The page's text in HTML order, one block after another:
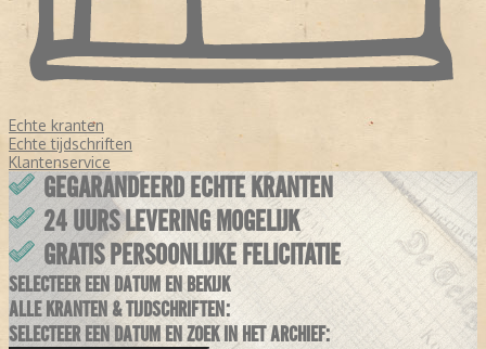
Echte kranten
Echte tijdschriften
Klantenservice
GEGARANDEERD ECHTE KRANTEN
24 UURS LEVERING MOGELIJK
GRATIS PERSOONLIJKE FELICITATIE
SELECTEER EEN DATUM EN BEKIJK
ALLE KRANTEN & TIJDSCHRIFTEN:
SELECTEER EEN DATUM EN ZOEK IN HET ARCHIEF: